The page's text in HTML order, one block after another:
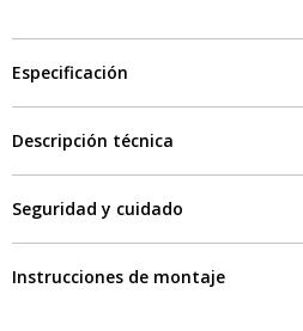
Especificación
Descripción técnica
Seguridad y cuidado
Instrucciones de montaje